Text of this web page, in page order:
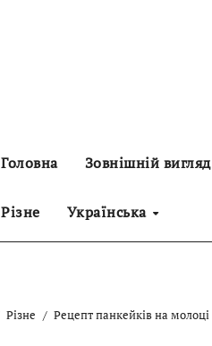
Головна Зовнішній вигляд
Різне Українська
Різне Рецепт панкейків на молоці